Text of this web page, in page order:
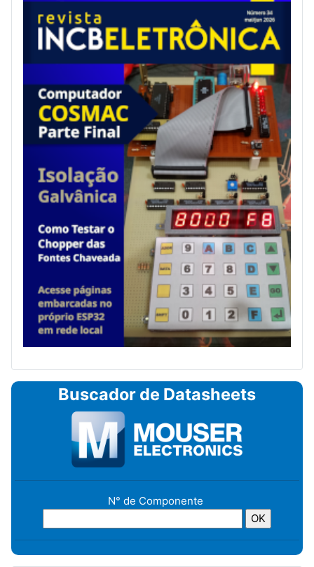
Buscador de Datasheets
N° de Componente